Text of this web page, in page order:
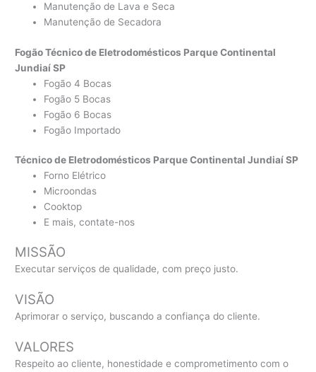
Manutenção de Lava e Seca
Manutenção de Secadora
Fogão Técnico de Eletrodomésticos Parque Continental
Jundiaí SP
Fogão 4 Bocas
Fogão 5 Bocas
Fogão 6 Bocas
Fogão Importado
Técnico de Eletrodomésticos Parque Continental Jundiaí SP
Forno Elétrico
Microondas
Cooktop
E mais, contate-nos
MISSÃO
Executar serviços de qualidade, com preço justo.
VISÃO
Aprimorar o serviço, buscando a confiança do cliente.
VALORES
Respeito ao cliente, honestidade e comprometimento com o